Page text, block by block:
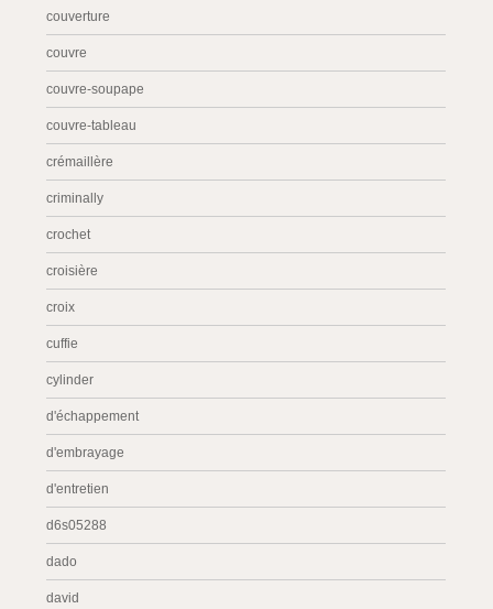
couverture
couvre
couvre-soupape
couvre-tableau
crémaillère
criminally
crochet
croisière
croix
cuffie
cylinder
d'échappement
d'embrayage
d'entretien
d6s05288
dado
david